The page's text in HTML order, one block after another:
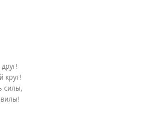
круг!
силы,